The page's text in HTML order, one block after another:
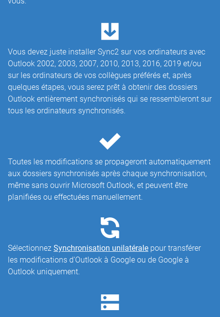
Vous devez juste installer Sync2 sur vos ordinateurs avec
Outlook 2002, 2003, 2007, 2010, 2013, 2016, 2019 et/ou
sur les ordinateurs de vos collègues préférés et, après
quelques étapes, vous serez prêt à obtenir des dossiers
Outlook entièrement synchronisés qui se ressembleront sur
tous les ordinateurs synchronisés.
Toutes les modifications se propageront automatiquement
aux dossiers synchronisés après chaque synchronisation,
même sans ouvrir Microsoft Outlook, et peuvent être
planifiées ou effectuées manuellement.
Sélectionnez Synchronisation unilatérale pour transférer
les modifications d'Outlook à Google ou de Google à
Outlook uniquement.